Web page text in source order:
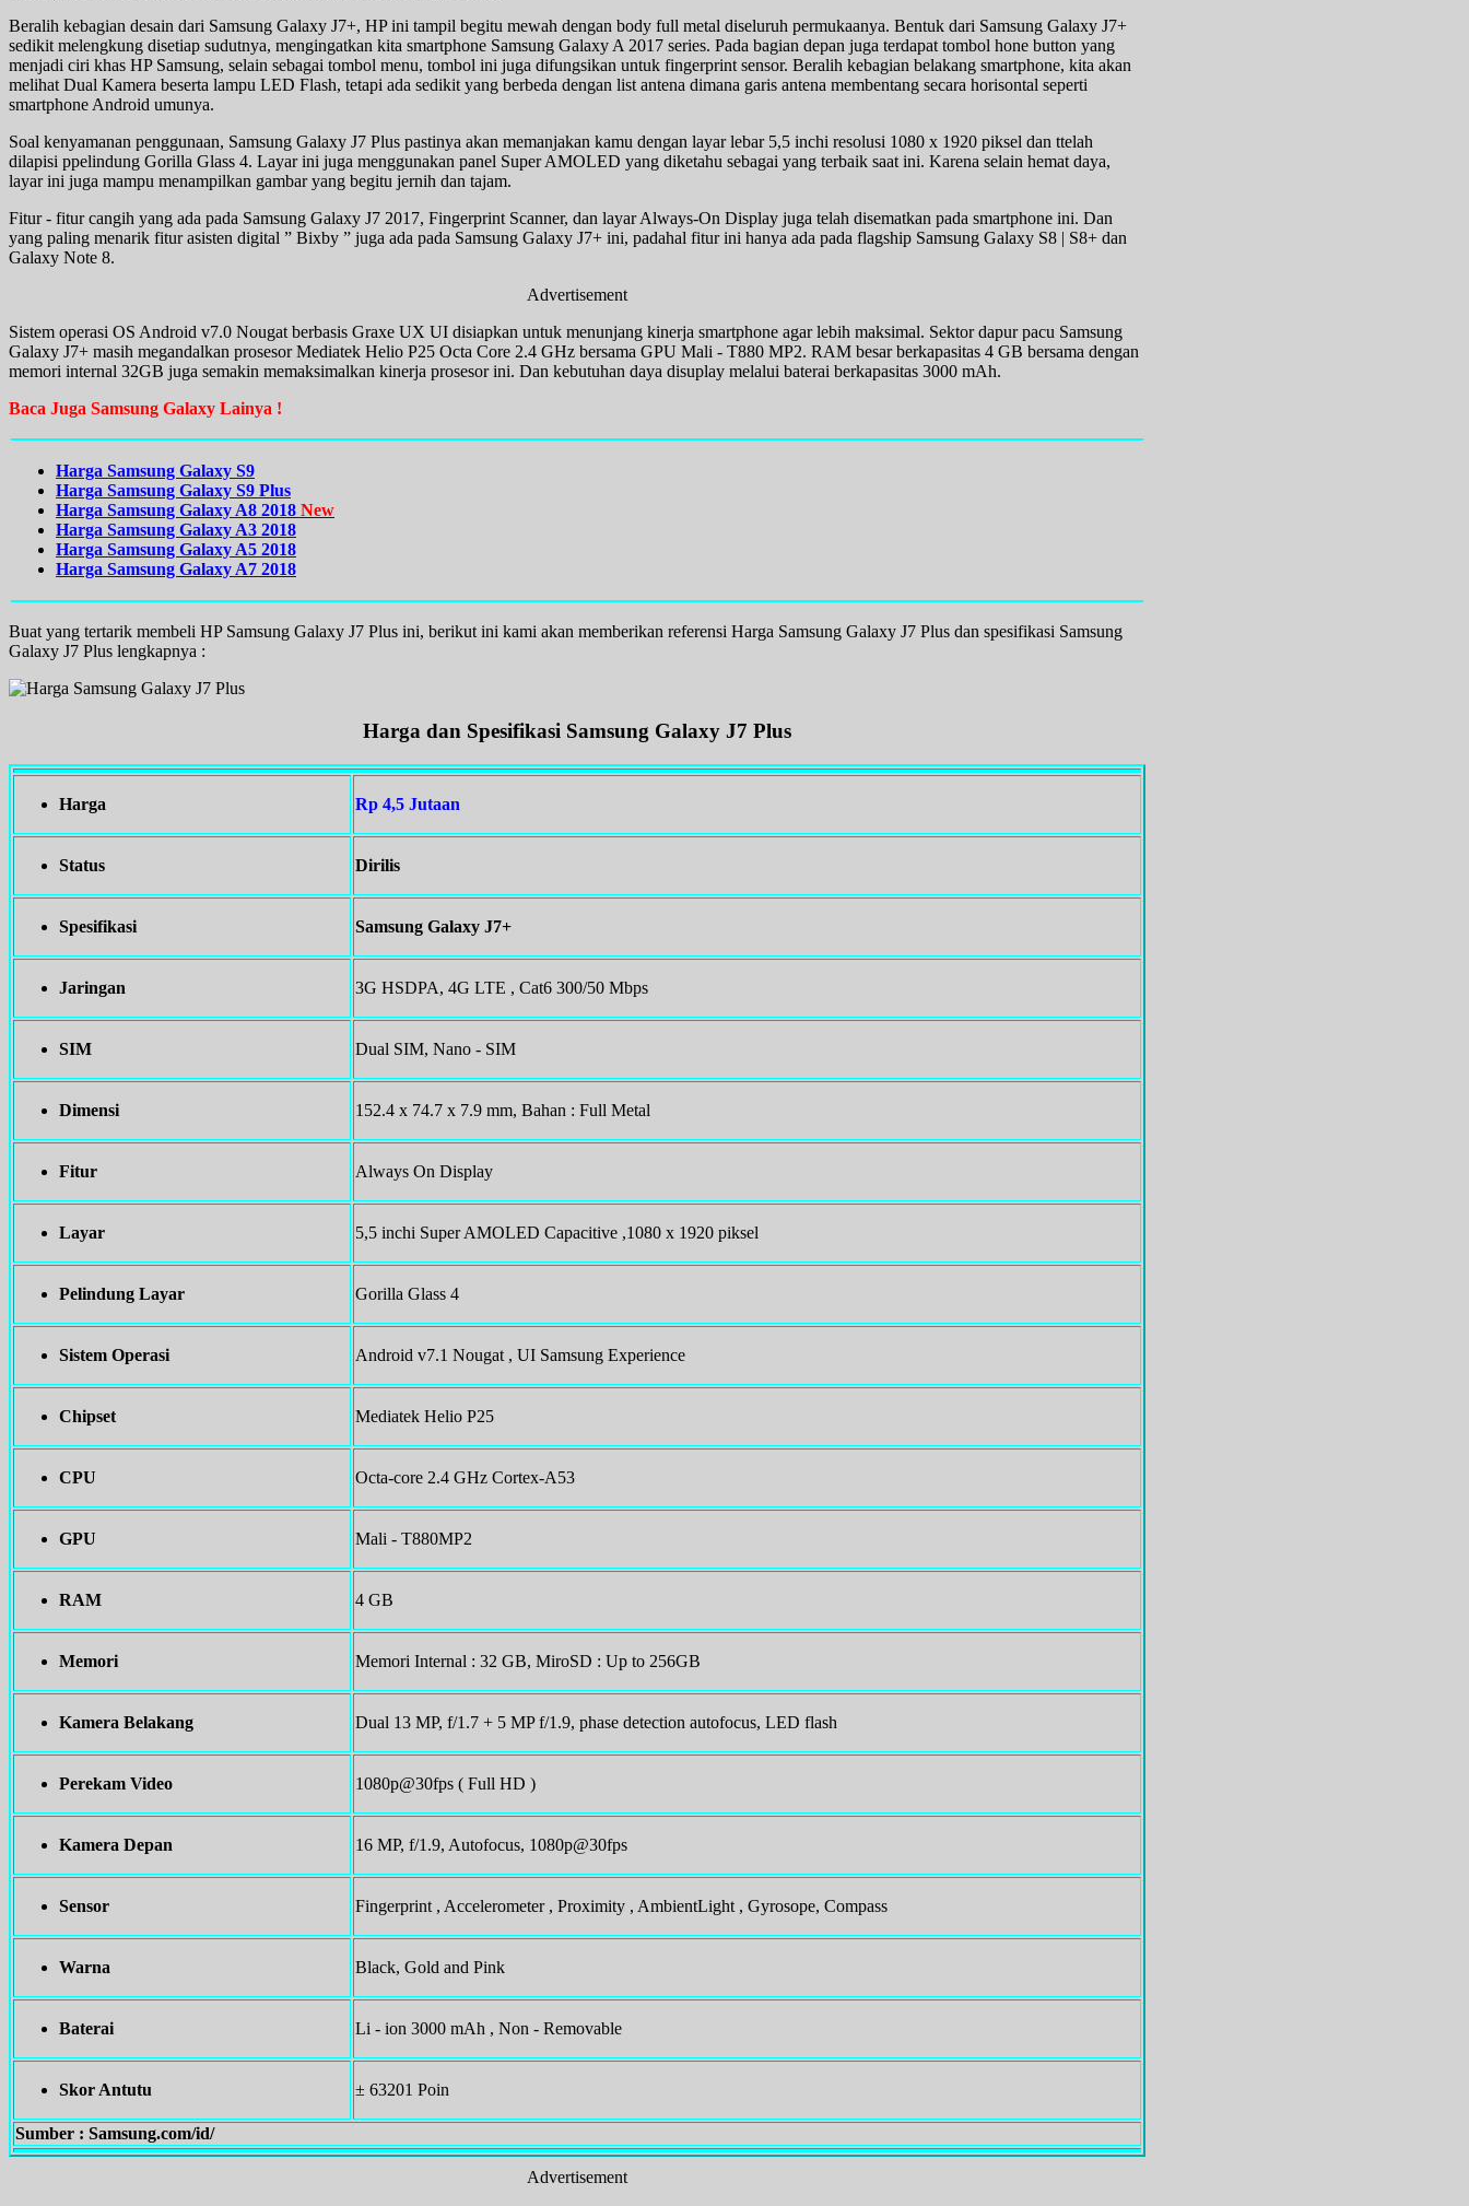
Beralih kebagian desain dari Samsung Galaxy J7+, HP ini tampil begitu mewah dengan body full metal diseluruh permukaanya. Bentuk dari Samsung Galaxy J7+
sedikit melengkung disetiap sudutnya, mengingatkan kita smartphone Samsung Galaxy A 2017 series. Pada bagian depan juga terdapat tombol hone button yang
menjadi ciri khas HP Samsung, selain sebagai tombol menu, tombol ini juga difungsikan untuk fingerprint sensor. Beralih kebagian belakang smartphone, kita akan
melihat Dual Kamera beserta lampu LED Flash, tetapi ada sedikit yang berbeda dengan list antena dimana garis antena membentang secara horisontal seperti
smartphone Android umunya.
Soal kenyamanan penggunaan, Samsung Galaxy J7 Plus pastinya akan memanjakan kamu dengan layar lebar 5,5 inchi resolusi 1080 x 1920 piksel dan ttelah
dilapisi ppelindung Gorilla Glass 4. Layar ini juga menggunakan panel Super AMOLED yang diketahu sebagai yang terbaik saat ini. Karena selain hemat daya,
layar ini juga mampu menampilkan gambar yang begitu jernih dan tajam.
Fitur - fitur cangih yang ada pada Samsung Galaxy J7 2017, Fingerprint Scanner, dan layar Always-On Display juga telah disematkan pada smartphone ini. Dan
yang paling menarik fitur asisten digital ” Bixby ” juga ada pada Samsung Galaxy J7+ ini, padahal fitur ini hanya ada pada flagship Samsung Galaxy S8 | S8+ dan
Galaxy Note 8.
Advertisement
Sistem operasi OS Android v7.0 Nougat berbasis Graxe UX UI disiapkan untuk menunjang kinerja smartphone agar lebih maksimal. Sektor dapur pacu Samsung
Galaxy J7+ masih megandalkan prosesor Mediatek Helio P25 Octa Core 2.4 GHz bersama GPU Mali - T880 MP2. RAM besar berkapasitas 4 GB bersama dengan
memori internal 32GB juga semakin memaksimalkan kinerja prosesor ini. Dan kebutuhan daya disuplay melalui baterai berkapasitas 3000 mAh.
Baca Juga Samsung Galaxy Lainya !
Harga Samsung Galaxy S9
Harga Samsung Galaxy S9 Plus
Harga Samsung Galaxy A8 2018 New
Harga Samsung Galaxy A3 2018
Harga Samsung Galaxy A5 2018
Harga Samsung Galaxy A7 2018
Buat yang tertarik membeli HP Samsung Galaxy J7 Plus ini, berikut ini kami akan memberikan referensi Harga Samsung Galaxy J7 Plus dan spesifikasi Samsung
Galaxy J7 Plus lengkapnya :
Harga dan Spesifikasi Samsung Galaxy J7 Plus
Harga Rp 4,5 Jutaan
Status Dirilis
Spesifikasi Samsung Galaxy J7+
Jaringan 3G HSDPA, 4G LTE , Cat6 300/50 Mbps
SIM Dual SIM, Nano - SIM
Dimensi 152.4 x 74.7 x 7.9 mm, Bahan : Full Metal
Fitur Always On Display
Layar 5,5 inchi Super AMOLED Capacitive ,1080 x 1920 piksel
Pelindung Layar Gorilla Glass 4
Sistem Operasi Android v7.1 Nougat , UI Samsung Experience
Chipset Mediatek Helio P25
CPU Octa-core 2.4 GHz Cortex-A53
GPU Mali - T880MP2
RAM 4 GB
Memori Memori Internal : 32 GB, MiroSD : Up to 256GB
Kamera Belakang Dual 13 MP, f/1.7 + 5 MP f/1.9, phase detection autofocus, LED flash
Perekam Video 1080p@30fps ( Full HD )
Kamera Depan 16 MP, f/1.9, Autofocus, 1080p@30fps
Sensor Fingerprint , Accelerometer , Proximity , AmbientLight , Gyrosope, Compass
Warna Black, Gold and Pink
Baterai Li - ion 3000 mAh , Non - Removable
Skor Antutu ± 63201 Poin
Sumber : Samsung.com/id/
Advertisement